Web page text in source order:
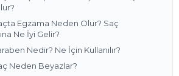
Egzama Neden Olur? Saç
Ne İyi Gelir?
Nedir? Ne İçin Kullanılır?
Neden Beyazlar?